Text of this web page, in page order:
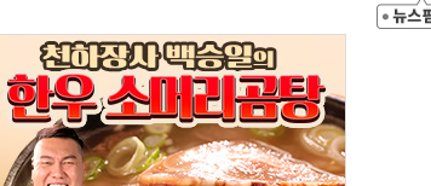
후퇴
광주↑ VS 트레이드데스크·웬디스↓
찾겠다"